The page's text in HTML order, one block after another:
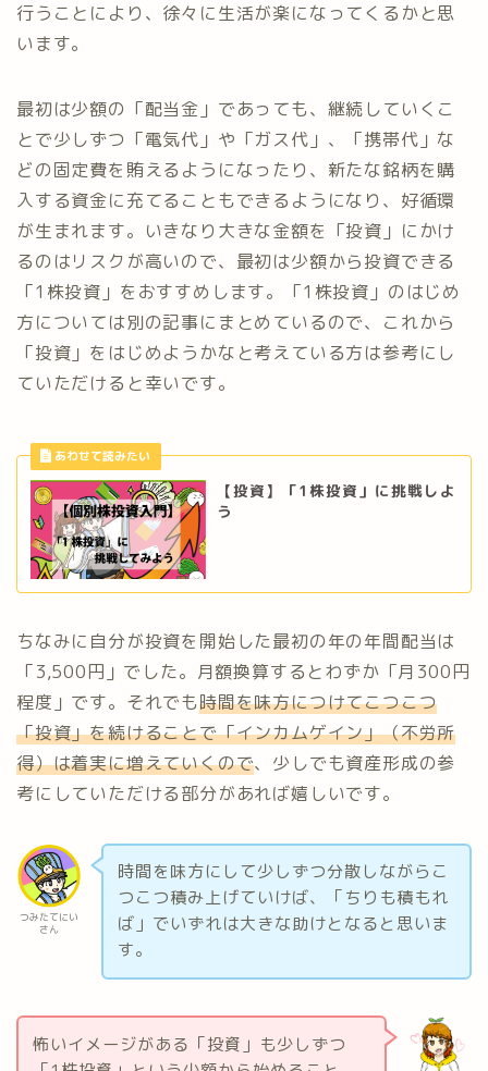
行うことにより、徐々に生活が楽になってくるかと思
います。
最初は少額の「配当金」であっても、継続していくこ
とで少しずつ「電気代」や「ガス代」、「携帯代」な
どの固定費を賄えるようになったり、新たな銘柄を購
入する資金に充てることもできるようになり、好循環
が生まれます。いきなり大きな金額を「投資」にかけ
るのはリスクが高いので、最初は少額から投資できる
「1株投資」をおすすめします。「1株投資」のはじめ
方については別の記事にまとめているので、これから
「投資」をはじめようかなと考えている方は参考にし
ていただけると幸いです。
【投資】「1株投資」に挑戦しよ
う
ちなみに自分が投資を開始した最初の年の年間配当は
「3,500円」でした。月額換算するとわずか「月300円
程度」です。それでも時間を味方につけてこつこつ
「投資」を続けることで「インカムゲイン」（不労所
得）は着実に増えていくので、少しでも資産形成の参
考にしていただける部分があれば嬉しいです。
つみたてにい
さん
時間を味方にして少しずつ分散しながらこ
つこつ積み上げていけば、「ちりも積もれ
ば」でいずれは大きな助けとなると思いま
す。
怖いイメージがある「投資」も少しずつ